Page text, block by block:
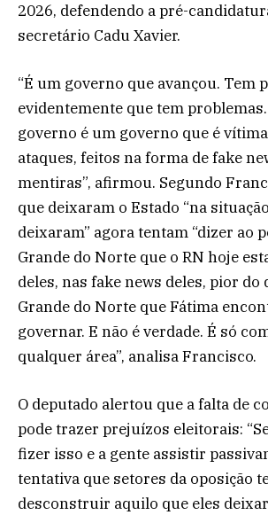
2026, defendendo a pré-
secretário Cadu Xavier.
“É um governo que avançou. Tem
evidentemente que tem
governo é um governo que é
ataques, feitos na forma de fake
mentiras”, afirmou. Segundo
que deixaram o Estado “na
deixaram” agora tentam “dizer ao
Grande do Norte que o RN hoje
deles, nas fake news deles, pior do
Grande do Norte que Fátima
governar. E não é verdade. É só
qualquer área”, analisa Francisco.
O deputado alertou que a falta de
pode trazer prejuízos eleitorais:
fizer isso e a gente assistir
tentativa que setores da oposição
desconstruir aquilo que eles